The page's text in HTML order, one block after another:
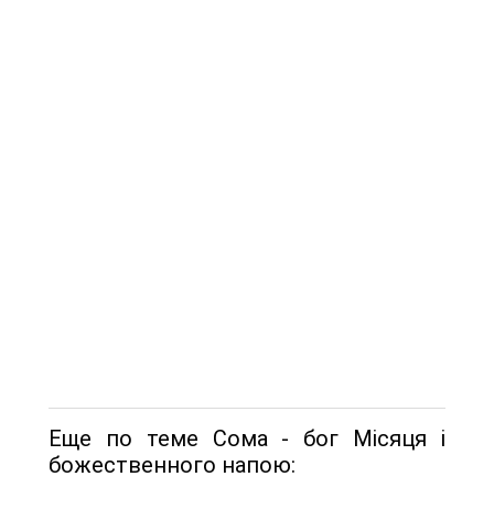
Еще по теме Сома - бог Місяця і
божественного напою: